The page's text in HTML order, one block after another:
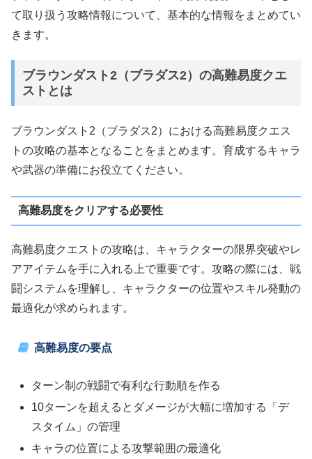
て取り扱う攻略情報について、基本的な情報をまとめてい
きます。
ブラウンダスト2（ブラダス2）の高難易度クエ
ストとは
ブラウンダスト2（ブラダス2）における高難易度クエス
トの攻略の基本となることをまとめます。育成するキャラ
や武器の準備にお役立てください。
高難易度をクリアする必要性
高難易度クエストの攻略は、キャラクターの限界突破やレ
アアイテムを手に入れる上で重要です。攻略の際には、戦
闘システムを理解し、キャラクターの位置やスキル発動の
最適化が求められます。
高難易度の要点
ターン制の戦闘で有利な行動順を作る
10ターンを超えるとダメージが大幅に増加する「デ
スタイム」の管理
キャラの位置による攻撃範囲の最適化